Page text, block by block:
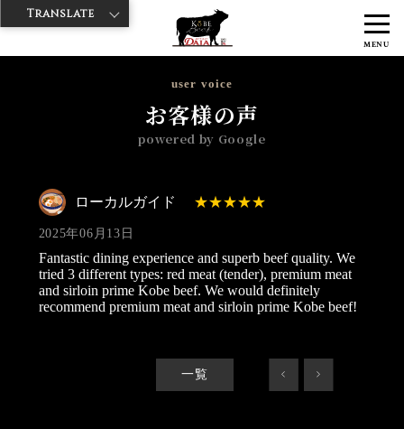
MENU
神戸牛ダイヤ > 神戸牛ダイア すし屋通り店
ロー
user voice
お客様の声
powered by Google
ローカルガイド
2025年06月13日
Fantastic dining experience and superb beef quality. We
tried 3 different types: red meat (tender), premium meat
and sirloin prime Kobe beef. We would definitely
recommend premium meat and sirloin prime Kobe beef!
一覧 < >
Translate